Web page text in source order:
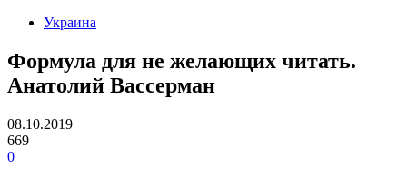
Украина
Формула для не желающих читать.
Анатолий Вассерман
08.10.2019
669
0